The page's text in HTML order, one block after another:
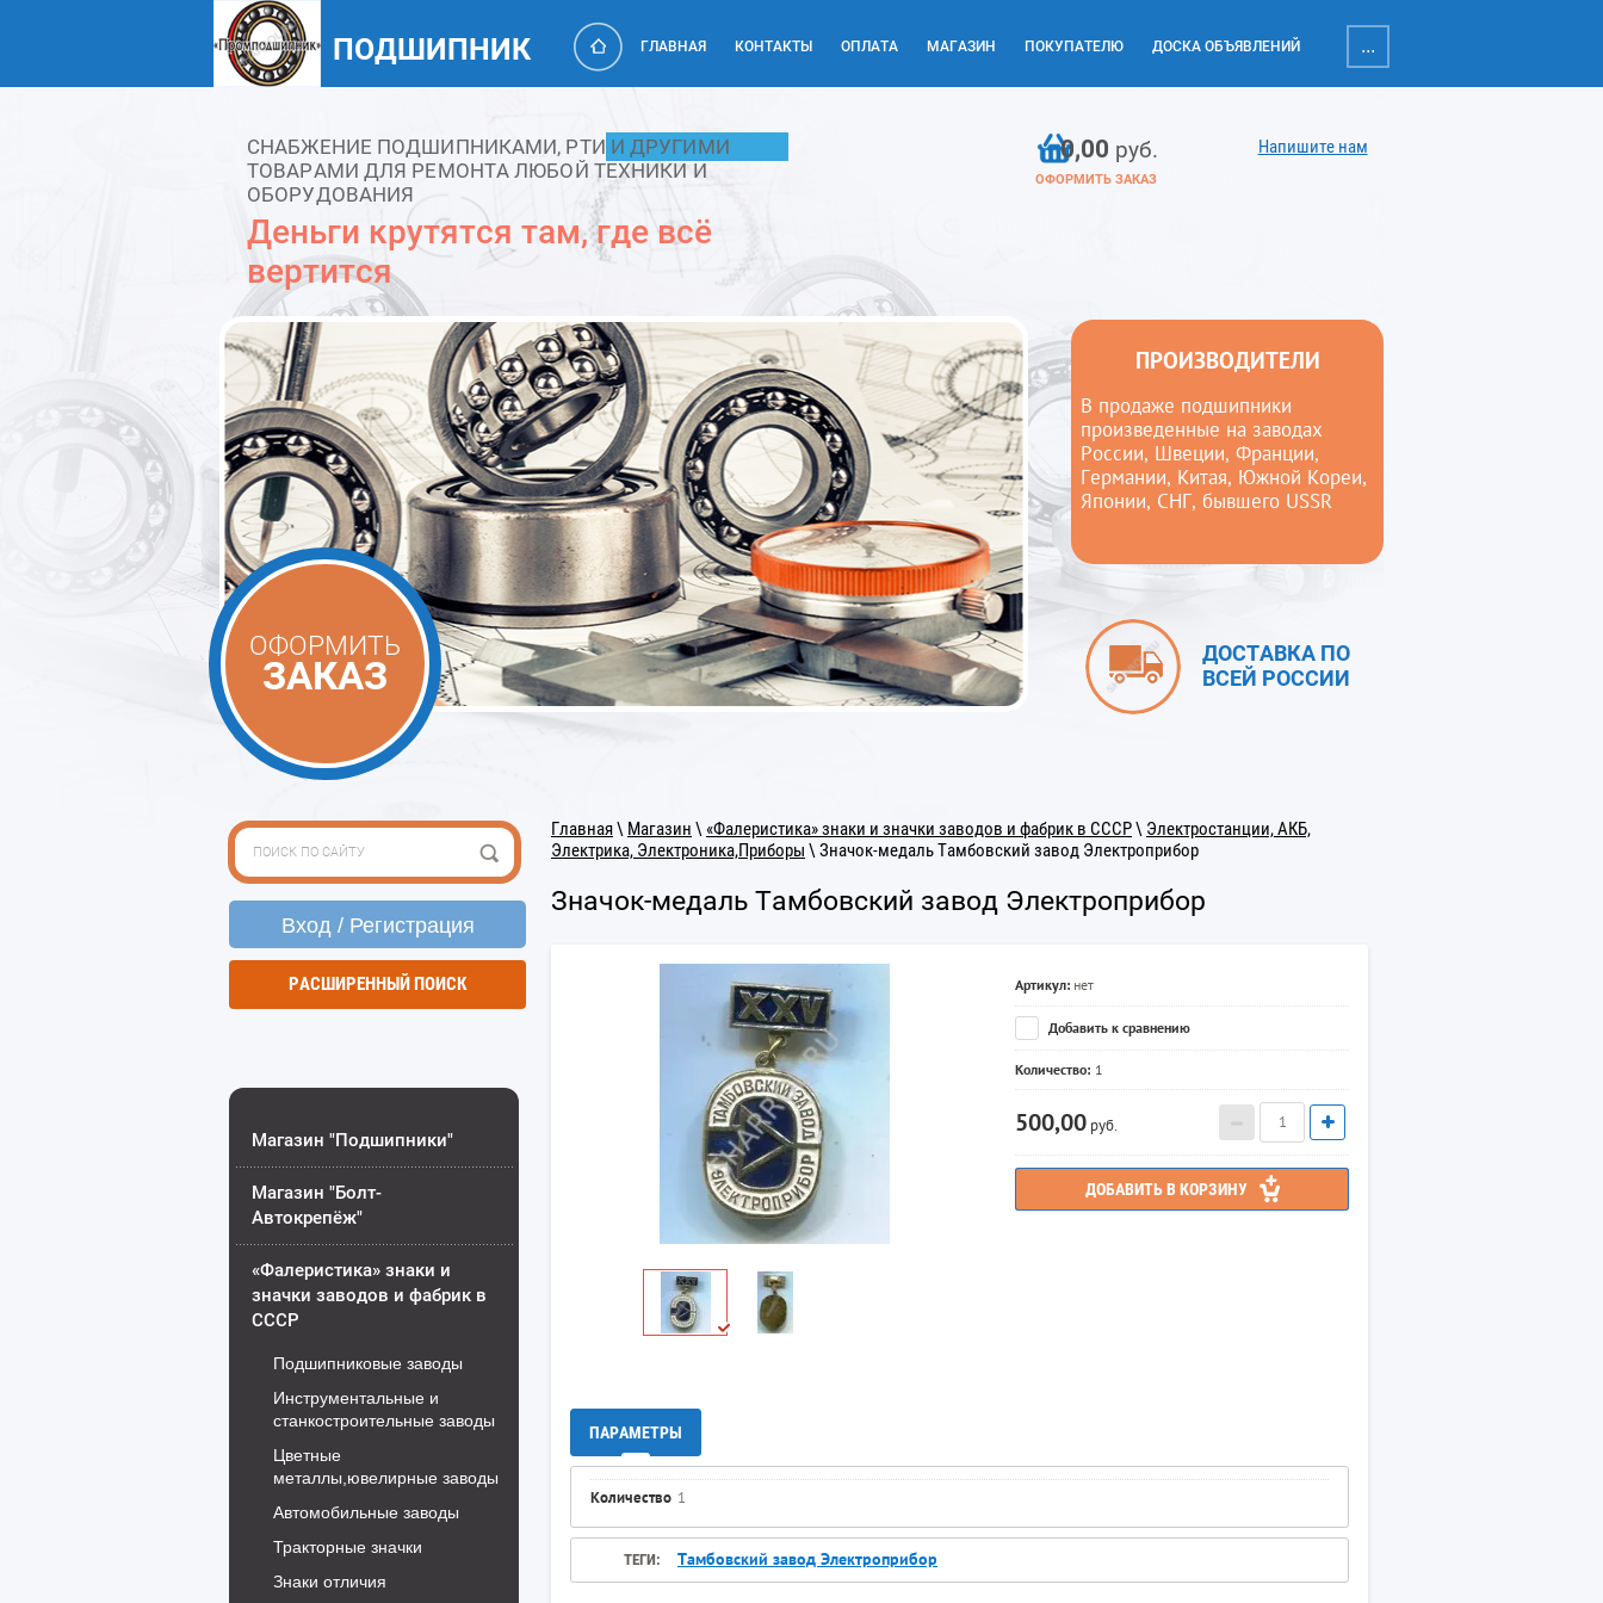
ПОДШИПНИК ГЛАВНАЯ КОНТАКТЫ ОПЛАТА МАГАЗИН ПОКУПАТЕЛЮ ДОСКА ОБЪЯВЛЕНИЙ ...
СНАБЖЕНИЕ ПОДШИПНИКАМИ, РТИ И ДРУГИМИ
ТОВАРАМИ ДЛЯ РЕМОНТА ЛЮБОЙ ТЕХНИКИ И
ОБОРУДОВАНИЯ
Деньги крутятся там, где всё
вертится
0,00 руб.
ОФОРМИТЬ ЗАКАЗ
Напишите нам
ОФОРМИТЬ
ЗАКАЗ
ПРОИЗВОДИТЕЛИ
В продаже подшипники
произведенные на заводах
России, Швеции, Франции,
Германии, Китая, Южной Кореи,
Японии, СНГ, бывшего USSR
ДОСТАВКА ПО
ВСЕЙ РОССИИ
Вход / Регистрация
РАСШИРЕННЫЙ ПОИСК
Магазин "Подшипники"
Магазин "Болт-
Автокрепёж"
«Фалеристика» знаки и
значки заводов и фабрик в
СССР
Подшипниковые заводы
Инструментальные и
станкостроительные заводы
Цветные
металлы,ювелирные заводы
Автомобильные заводы
Тракторные значки
Знаки отличия
Главная\ Магазин \ «Фалеристика» знаки и значки заводов и фабрик в СССР\ Электростанции, АКБ,
Электрика, Электроника,Приборы \ Значок-медаль Тамбовский завод Электроприбор
Значок-медаль Тамбовский завод Электроприбор
Артикул: нет
Добавить к сравнению
Количество: 1
500,00 руб.
ДОБАВИТЬ В КОРЗИНУ
ПАРАМЕТРЫ
Количество 1
ТЕГИ: Тамбовский завод Электроприбор